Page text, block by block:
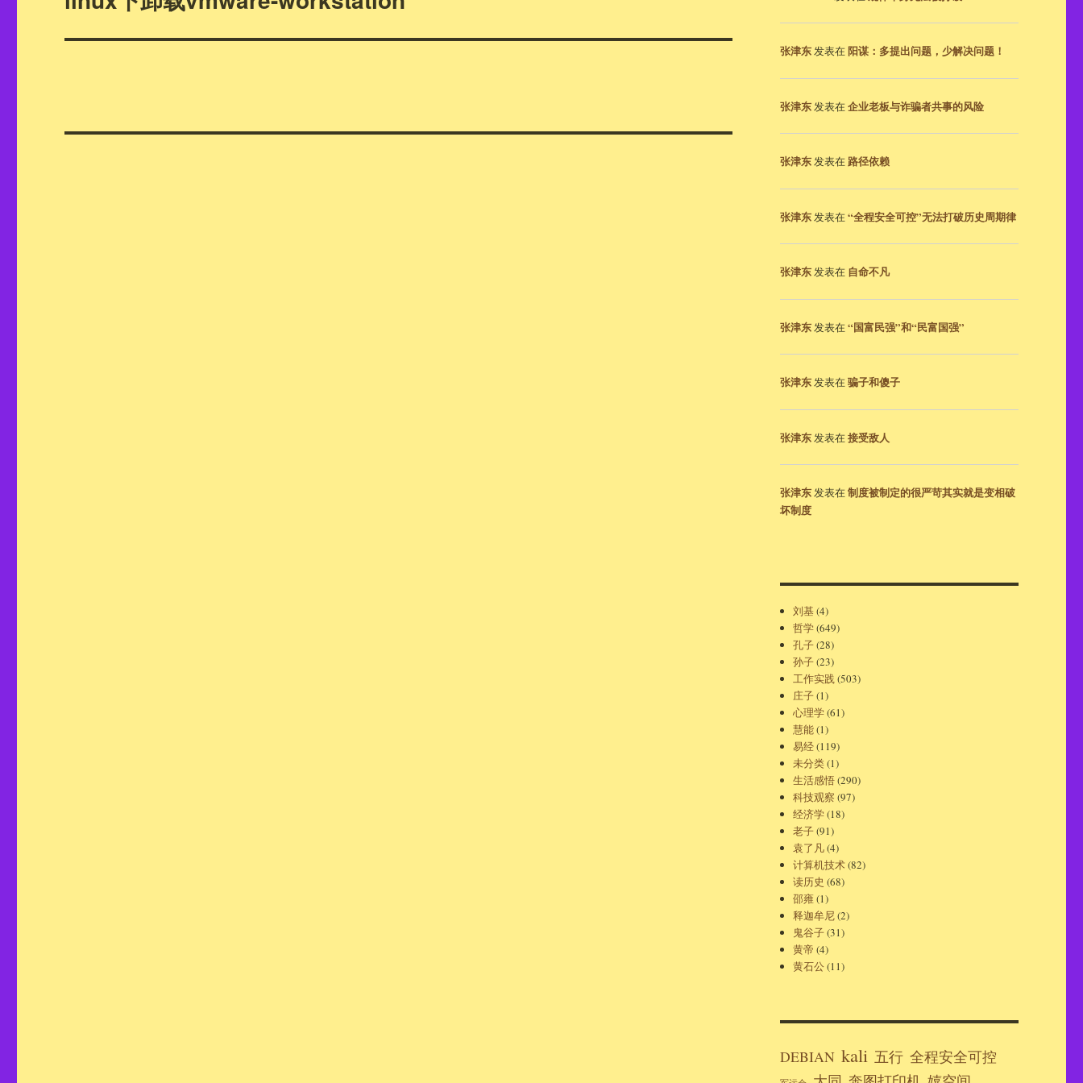
文
张津东发表在阳谋：多提出问题，少解决问题！
张津东发表在企业老板与诈骗者共事的风险
张津东发表在 路径依赖
张津东发表在“全程安全可控”无法打破历史周期律
张津东发表在 自命不凡
张津东发表在“国富民强”和“民富国强”
张津东发表在骗子和傻子
张津东发表在接受敌人
张津东发表在制度被制定的很严苛其实就是变相破
坏制度
刘基(4)
哲学(649)
孔子(28)
孙子(23)
工作实践(503)
庄子(1)
心理学(61)
慧能(1)
易经(119)
未分类(1)
生活感悟(290)
科技观察 (97)
经济学(18)
老子(91)
袁了凡(4)
计算机技术(82)
读历史 (68)
邵雍(1)
释迦牟尼(2)
鬼谷子(31)
黄帝 (4)
黄石公(11)
DEBIAN kali 五行 全程安全可控